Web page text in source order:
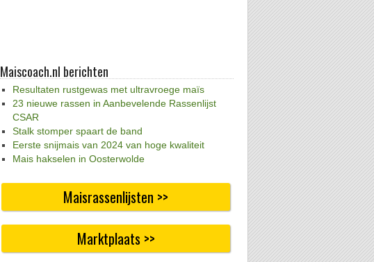
Maiscoach.nl berichten
Resultaten rustgewas met ultravroege maïs
23 nieuwe rassen in Aanbevelende Rassenlijst
CSAR
Stalk stomper spaart de band
Eerste snijmais van 2024 van hoge kwaliteit
Mais hakselen in Oosterwolde
Maisrassenlijsten >>
Marktplaats >>